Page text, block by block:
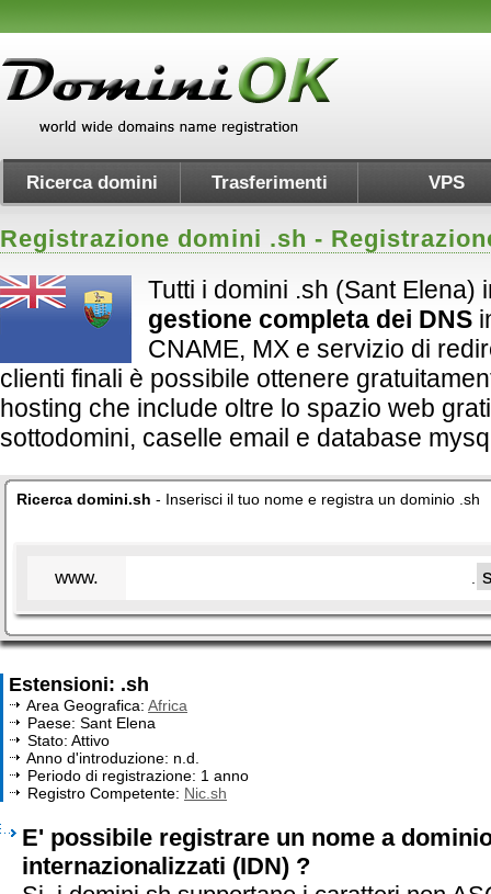
Ricerca domini Trasferimenti VPS
Registrazione domini .sh -
Tutti i domini .sh (Sant Elena)
gestione completa dei DNS
CNAME, MX e servizio di
clienti finali è possibile ottenere
hosting che include oltre lo spazio web
sottodomini, caselle email e database
Ricerca domini.sh - Inserisci il tuo nome e registra un dominio .sh
www.
Estensioni: .sh
Area Geografica: Africa
Paese: Sant Elena
Stato: Attivo
Anno d'introduzione: n.d.
Periodo di registrazione: 1 anno
Registro Competente: Nic.sh
E' possibile registrare un nome a
internazionalizzati (IDN) ?